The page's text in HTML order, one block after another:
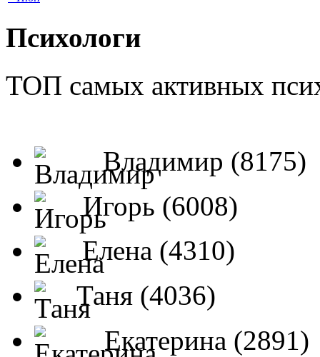
Психологи
ТОП самых активных
Владимир (8175)
Игорь (6008)
Елена (4310)
Таня (4036)
Екатерина (2891)